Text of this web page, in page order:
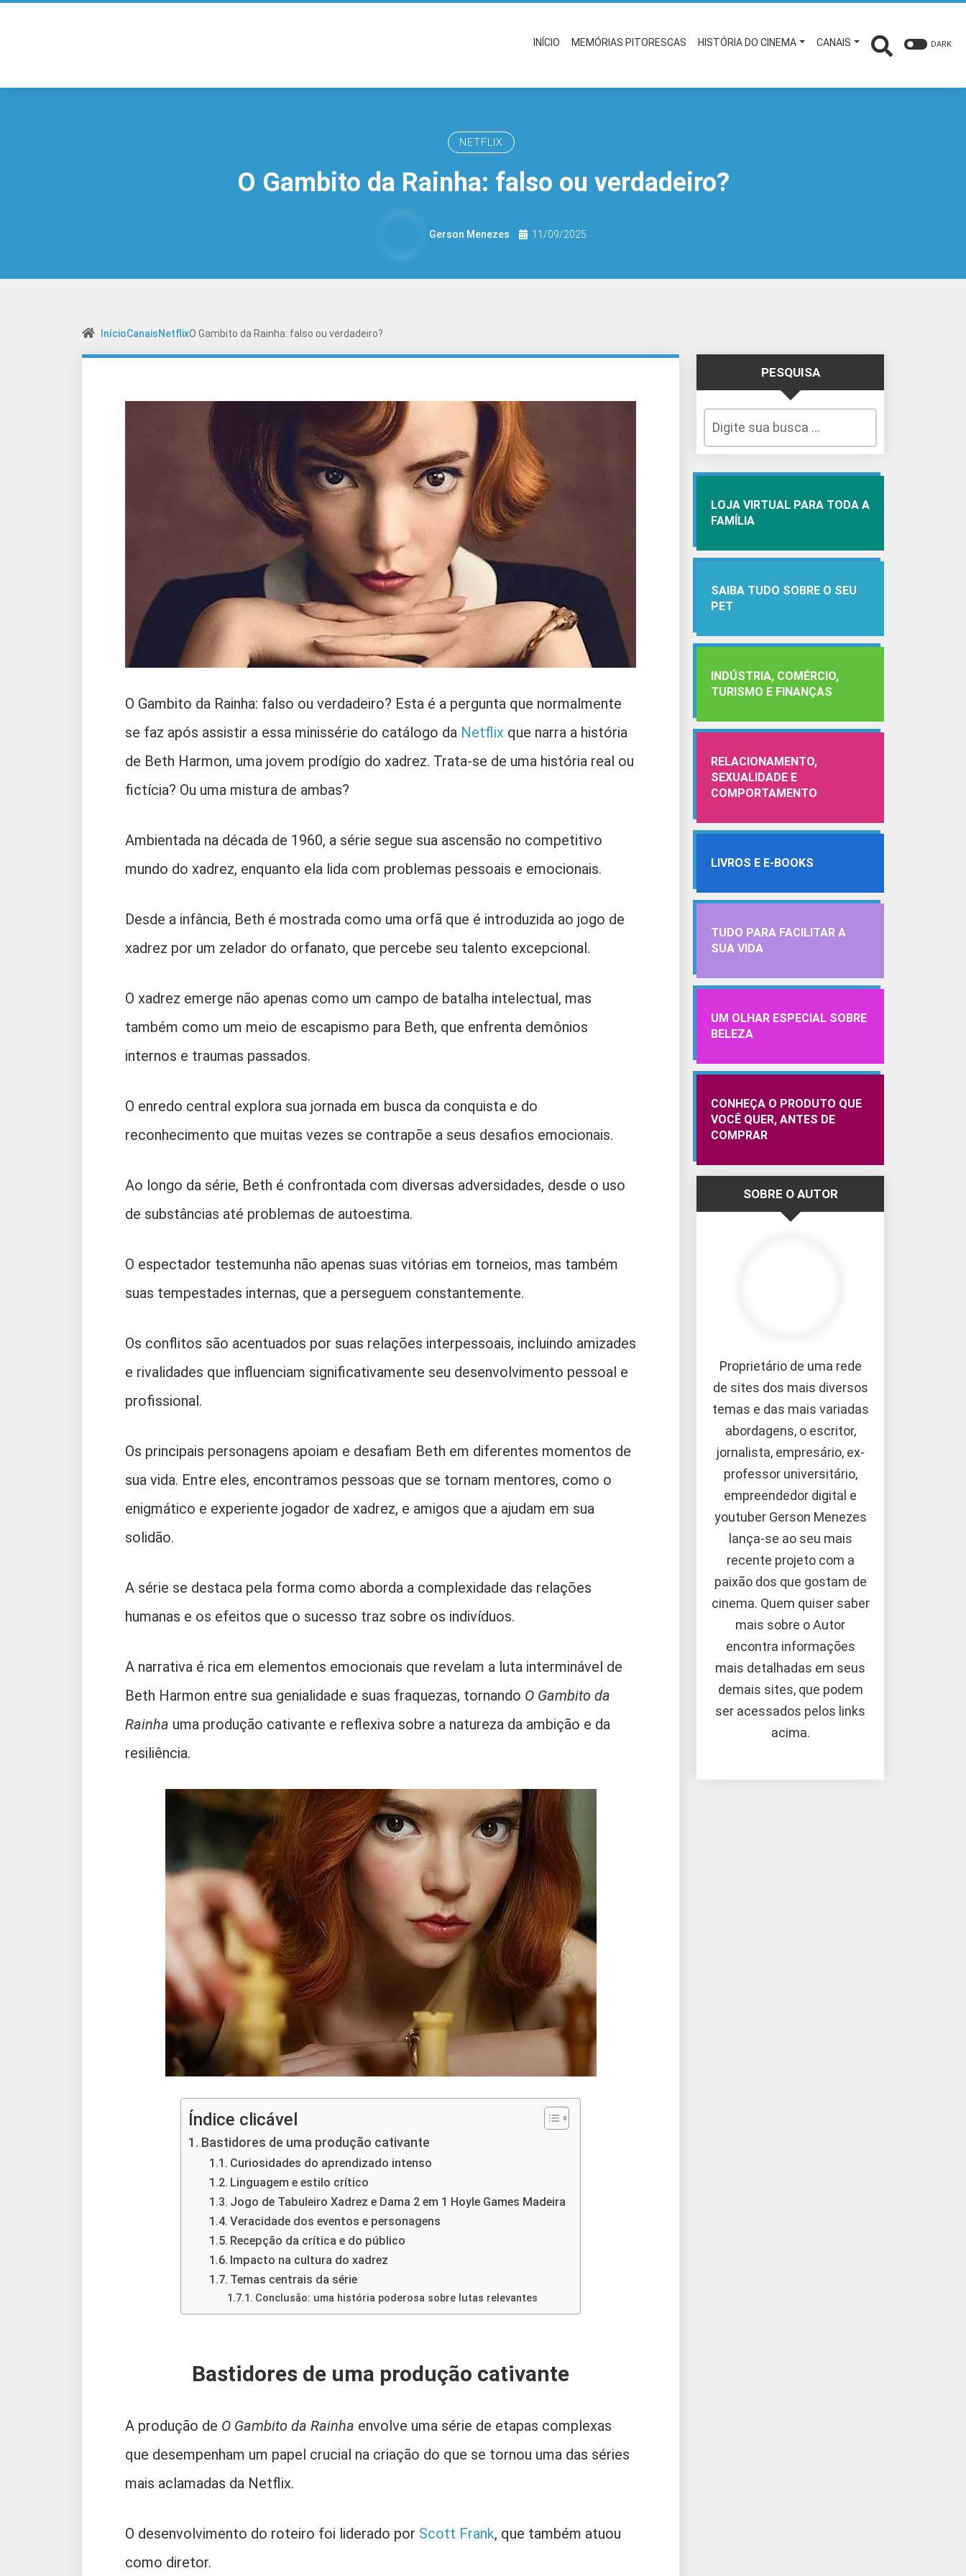
INÍCIO MEMÓRIAS PITORESCAS HISTÓRIA DO CINEMA CANAIS DARK
NETFLIX
O Gambito da Rainha: falso ou verdadeiro?
Gerson Menezes 11/09/2025
InícioCanaisNetflixO Gambito da Rainha: falso ou verdadeiro?
O Gambito da Rainha: falso ou verdadeiro? Esta é a pergunta que normalmente
se faz após assistir a essa minissérie do catálogo da Netflix que narra a história
de Beth Harmon, uma jovem prodígio do xadrez. Trata-se de uma história real ou
fictícia? Ou uma mistura de ambas?
Ambientada na década de 1960, a série segue sua ascensão no competitivo
mundo do xadrez, enquanto ela lida com problemas pessoais e emocionais.
Desde a infância, Beth é mostrada como uma orfã que é introduzida ao jogo de
xadrez por um zelador do orfanato, que percebe seu talento excepcional.
O xadrez emerge não apenas como um campo de batalha intelectual, mas
também como um meio de escapismo para Beth, que enfrenta demônios
internos e traumas passados.
O enredo central explora sua jornada em busca da conquista e do
reconhecimento que muitas vezes se contrapõe a seus desafios emocionais.
Ao longo da série, Beth é confrontada com diversas adversidades, desde o uso
de substâncias até problemas de autoestima.
O espectador testemunha não apenas suas vitórias em torneios, mas também
suas tempestades internas, que a perseguem constantemente.
Os conflitos são acentuados por suas relações interpessoais, incluindo amizades
e rivalidades que influenciam significativamente seu desenvolvimento pessoal e
profissional.
Os principais personagens apoiam e desafiam Beth em diferentes momentos de
sua vida. Entre eles, encontramos pessoas que se tornam mentores, como o
enigmático e experiente jogador de xadrez, e amigos que a ajudam em sua
solidão.
A série se destaca pela forma como aborda a complexidade das relações
humanas e os efeitos que o sucesso traz sobre os indivíduos.
A narrativa é rica em elementos emocionais que revelam a luta interminável de
Beth Harmon entre sua genialidade e suas fraquezas, tornando O Gambito da
Rainha uma produção cativante e reflexiva sobre a natureza da ambição e da
resiliência.
Índice clicável
Bastidores de uma produção cativante
Curiosidades do aprendizado intenso
Linguagem e estilo crítico
Jogo de Tabuleiro Xadrez e Dama 2 em 1 Hoyle Games Madeira
Veracidade dos eventos e personagens
Recepção da crítica e do público
Impacto na cultura do xadrez
Temas centrais da série
Conclusão: uma história poderosa sobre lutas relevantes
Bastidores de uma produção cativante
A produção de O Gambito da Rainha envolve uma série de etapas complexas
que desempenham um papel crucial na criação do que se tornou uma das séries
mais aclamadas da Netflix.
O desenvolvimento do roteiro foi liderado por Scott Frank, que também atuou
como diretor.
PESQUISA
LOJA VIRTUAL PARA TODA A
FAMÍLIA
SAIBA TUDO SOBRE O SEU
PET
INDÚSTRIA, COMÉRCIO,
TURISMO E FINANÇAS
RELACIONAMENTO,
SEXUALIDADE E
COMPORTAMENTO
LIVROS E E-BOOKS
TUDO PARA FACILITAR A
SUA VIDA
UM OLHAR ESPECIAL SOBRE
BELEZA
CONHEÇA O PRODUTO QUE
VOCÊ QUER, ANTES DE
COMPRAR
SOBRE O AUTOR
Proprietário de uma rede
de sites dos mais diversos
temas e das mais variadas
abordagens, o escritor,
jornalista, empresário, ex-
professor universitário,
empreendedor digital e
youtuber Gerson Menezes
lança-se ao seu mais
recente projeto com a
paixão dos que gostam de
cinema. Quem quiser saber
mais sobre o Autor
encontra informações
mais detalhadas em seus
demais sites, que podem
ser acessados pelos links
acima.